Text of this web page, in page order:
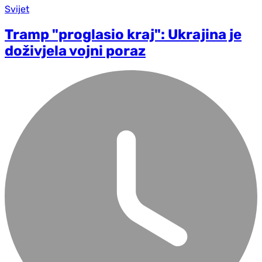
Svijet
Tramp "proglasio kraj": Ukrajina je
doživjela vojni poraz